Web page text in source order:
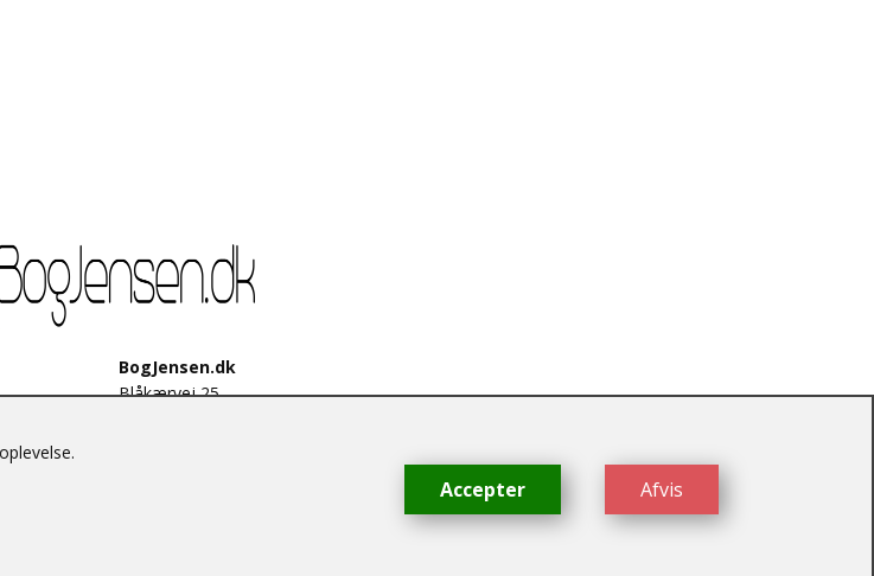
BogJensen.dk
Blåkærvej 25
Afvis
Accepter